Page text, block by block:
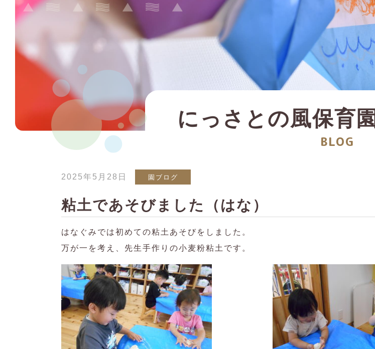
にっさとの風保育園
BLOG
2025年5月28日 園ブログ
粘土であそびました（はな）
はなぐみでは初めての粘土あそびをしました。
万が一を考え、先生手作りの小麦粉粘土です。